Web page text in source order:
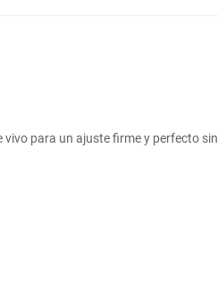
para un ajuste firme y perfecto sin